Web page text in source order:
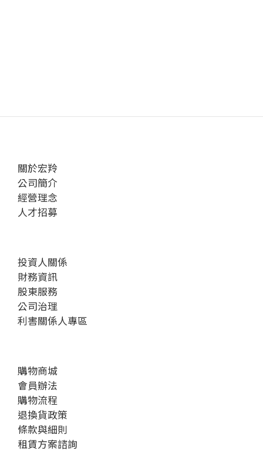
關於宏羚
公司簡介
經營理念
人才招募
投資人關係
財務資訊
股東服務
公司治理
利害關係人專區
購物商城
會員辦法
購物流程
退換貨政策
條款與細則
租賃方案諮詢